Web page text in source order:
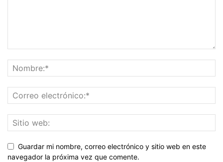
Guardar mi nombre, correo electrónico y sitio web en este
navegador la próxima vez que comente.